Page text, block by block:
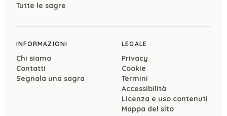
Tutte le sagre
INFORMAZIONI
Chi siamo
Contatti
Segnala una sagra
LEGALE
Privacy
Cookie
Termini
Accessibilità
Licenza e uso contenuti
Mappa del sito